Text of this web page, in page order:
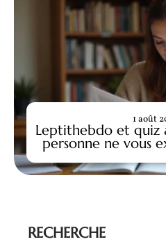
Leptithebdo et quiz
personne ne vous
1 août
RECHERCHE